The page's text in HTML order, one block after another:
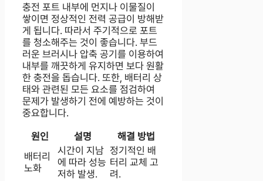
충전 포트 내부에 먼지나 이물질이
쌓이면 정상적인 전력 공급이 방해받
게 됩니다. 따라서 주기적으로 포트
를 청소해주는 것이 좋습니다. 부드
러운 브러시나 압축 공기를 이용하여
내부를 깨끗하게 유지하면 보다 원활
한 충전을 돕습니다. 또한, 배터리 상
태와 관련된 모든 요소를 점검하여
문제가 발생하기 전에 예방하는 것이
중요합니다.
원인
설명
해결 방법
배터리
노화
시간이 지남
에 따라 성능
저하 발생.
정기적인 배
터리 교체 고
려.